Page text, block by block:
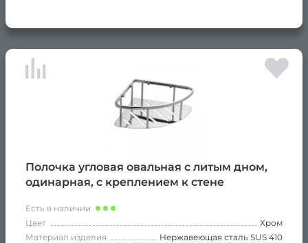
Полочка угловая овальная с литым дном,
одинарная, с креплением к стене
Есть в наличии
Цвет
Хром
Материал изделия
Нержавеющая сталь SUS 410